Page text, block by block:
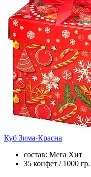
Куб Зима-Красна
состав: Мега Хит
35 конфет / 1000 гр.